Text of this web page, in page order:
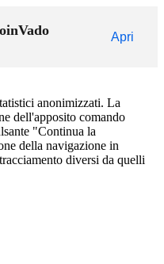
Apri
anonimizzati. La
dell'apposito comando
"Continua la
della navigazione in
diversi da quelli